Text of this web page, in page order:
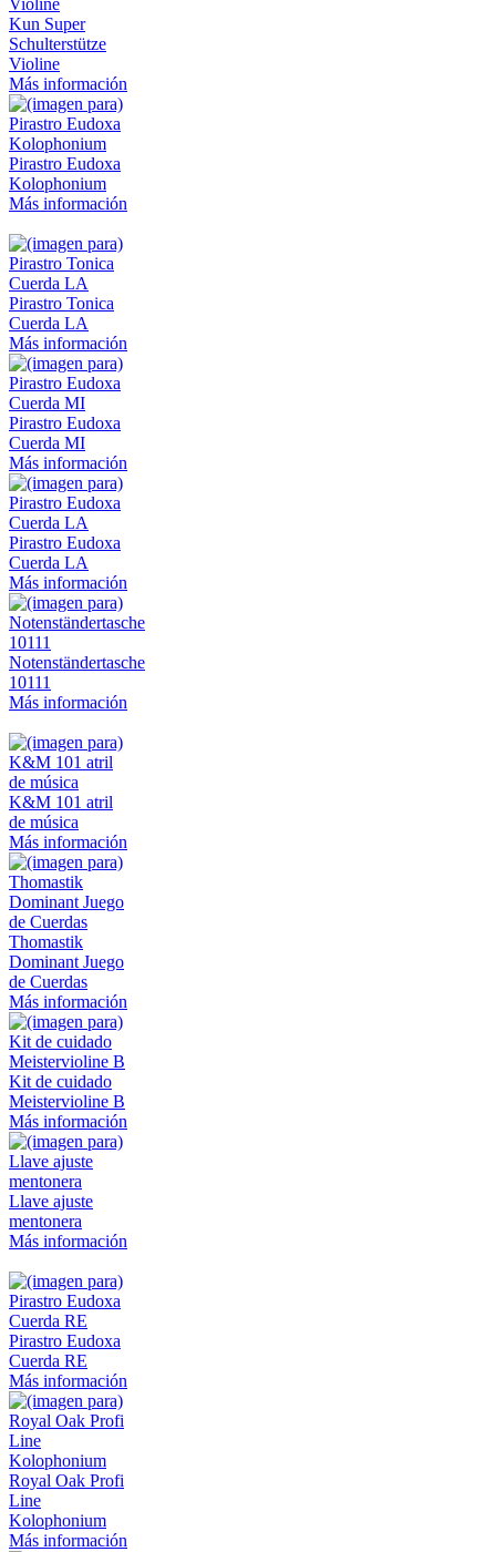
Kun Super
Schulterstütze
Violine
Más información
Pirastro Eudoxa
Kolophonium
Más información
Pirastro Tonica
Cuerda LA
Más información
Pirastro Eudoxa
Cuerda MI
Más información
Pirastro Eudoxa
Cuerda LA
Más información
Notenständertasche
10111
Más información
K&M 101 atril
de música
Más información
Thomastik
Dominant Juego
de Cuerdas
Más información
Kit de cuidado
Meistervioline B
Más información
Llave ajuste
mentonera
Más información
Pirastro Eudoxa
Cuerda RE
Más información
Royal Oak Profi
Line
Kolophonium
Más información